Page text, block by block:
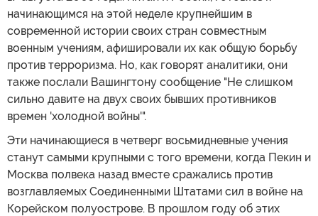
начинающимся на этой неделе крупнейшим в
современной истории своих стран совместным
военным учениям, афишировали их как общую борьбу
против терроризма. Но, как говорят аналитики, они
также послали Вашингтону сообщение "Не слишком
сильно давите на двух своих бывших противников
времен 'холодной войны'".
Эти начинающиеся в четверг восьмидневные учения
станут самыми крупными с того времени, когда Пекин и
Москва полвека назад вместе сражались против
возглавляемых Соединенными Штатами сил в войне на
Корейском полуострове. В прошлом году об этих